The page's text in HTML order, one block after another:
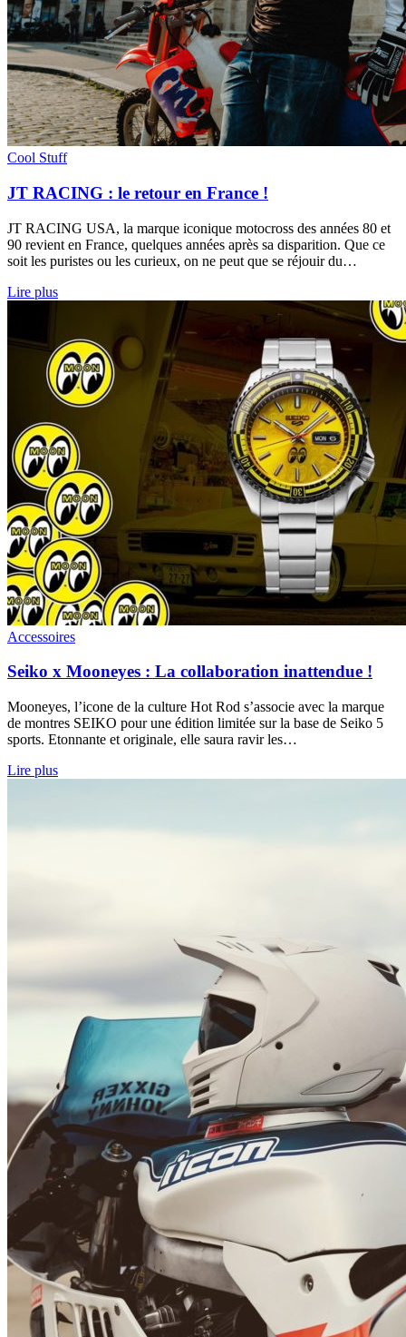
Cool Stuff
JT RACING : le retour en France !
JT RACING USA, la marque iconique motocross des années 80 et
90 revient en France, quelques années après sa disparition. Que ce
soit les puristes ou les curieux, on ne peut que se réjouir du…
Lire plus
Accessoires
Seiko x Mooneyes : La collaboration inattendue !
Mooneyes, l’icone de la culture Hot Rod s’associe avec la marque
de montres SEIKO pour une édition limitée sur la base de Seiko 5
sports. Etonnante et originale, elle saura ravir les…
Lire plus